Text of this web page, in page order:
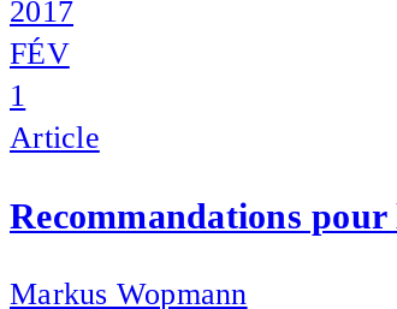
2017
FÉV
1
Article
Recommandations
Markus Wopmann